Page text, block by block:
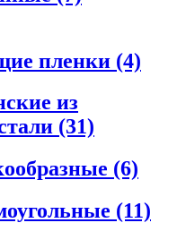
пленки (4)
из
(31)
(6)
(11)